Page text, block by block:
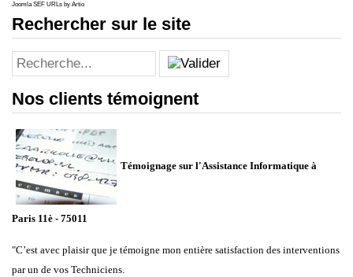
Joomla SEF URLs by Artio
Rechercher sur le site
Nos clients témoignent
Témoignage sur l'Assistance Informatique à
Paris 11è - 75011
"C’est avec plaisir que je témoigne mon entière satisfaction des interventions
par un de vos Techniciens.